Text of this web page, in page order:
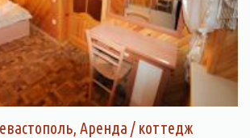
Аренда / коттедж